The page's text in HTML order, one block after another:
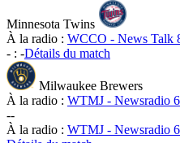
Minnesota Twins
À la radio : WCCO - News Talk
- : -Détails du match
Milwaukee Brewers
À la radio : WTMJ - Newsradio
--
À la radio : WTMJ - Newsradio